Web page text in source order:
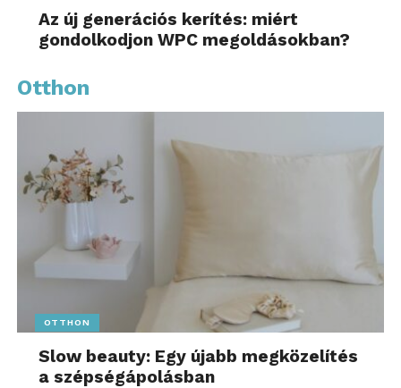
Az új generációs kerítés: miért
gondolkodjon WPC megoldásokban?
Otthon
OTTHON
Slow beauty: Egy újabb megközelítés
a szépségápolásban